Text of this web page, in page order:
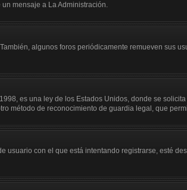
mensaje a La Administración.
algunos foros periódicamente remueven sus
es una ley de los Estados Unidos, donde se
método de reconocimiento de guardia legal, que
con el que está intentando registrarse, esté